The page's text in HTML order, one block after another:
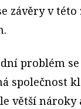
závěry v
problém
společnost
větší nároky